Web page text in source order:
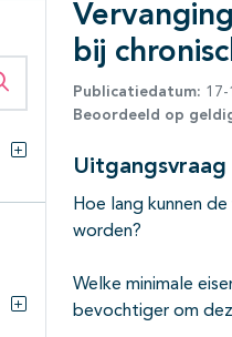
binnen deze
Alles openklappen
bij
Publicatiedatum: 17-
Beoordeeld op
Uitgangsvraag
Hoe lang kunnen
worden?
Welke minimale
bevochtiger om